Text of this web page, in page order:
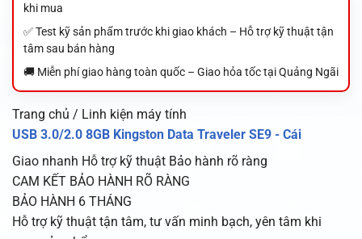
khi mua
✅ Test kỹ sản phẩm trước khi giao khách – Hỗ trợ kỹ thuật tận
tâm sau bán hàng
🚚 Miễn phí giao hàng toàn quốc – Giao hỏa tốc tại Quảng Ngãi
Trang chủ / Linh kiện máy tính
USB 3.0/2.0 8GB Kingston Data Traveler SE9 - Cái
Giao nhanh Hỗ trợ kỹ thuật Bảo hành rõ ràng
CAM KẾT BẢO HÀNH RÕ RÀNG
BẢO HÀNH 6 THÁNG
Hỗ trợ kỹ thuật tận tâm, tư vấn minh bạch, yên tâm khi